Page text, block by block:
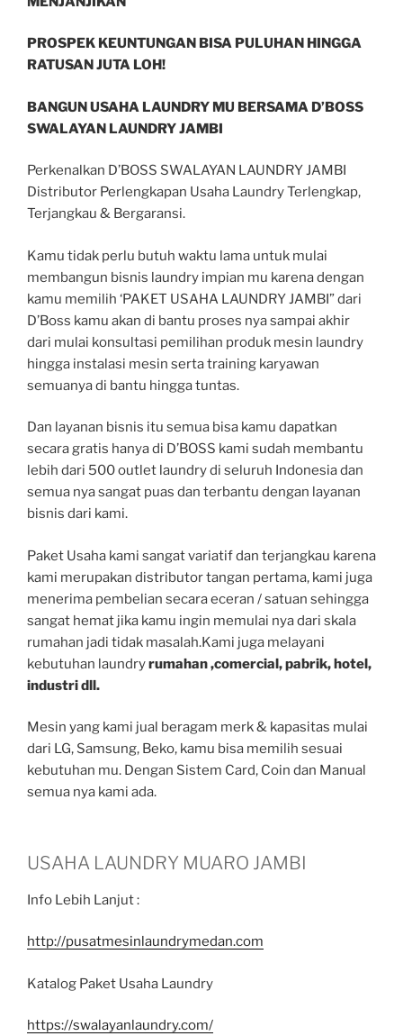
PROSPEK KEUNTUNGAN BISA PULUHAN HINGGA
RATUSAN JUTA LOH!
BANGUN USAHA LAUNDRY MU BERSAMA D’BOSS
SWALAYAN LAUNDRY JAMBI
Perkenalkan D’BOSS SWALAYAN LAUNDRY JAMBI
Distributor Perlengkapan Usaha Laundry Terlengkap,
Terjangkau & Bergaransi.
Kamu tidak perlu butuh waktu lama untuk mulai
membangun bisnis laundry impian mu karena dengan
kamu memilih ‘PAKET USAHA LAUNDRY JAMBI” dari
D’Boss kamu akan di bantu proses nya sampai akhir
dari mulai konsultasi pemilihan produk mesin laundry
hingga instalasi mesin serta training karyawan
semuanya di bantu hingga tuntas.
Dan layanan bisnis itu semua bisa kamu dapatkan
secara gratis hanya di D’BOSS kami sudah membantu
lebih dari 500 outlet laundry di seluruh Indonesia dan
semua nya sangat puas dan terbantu dengan layanan
bisnis dari kami.
Paket Usaha kami sangat variatif dan terjangkau karena
kami merupakan distributor tangan pertama, kami juga
menerima pembelian secara eceran / satuan sehingga
sangat hemat jika kamu ingin memulai nya dari skala
rumahan jadi tidak masalah.Kami juga melayani
kebutuhan laundryrumahan ,comercial, pabrik, hotel,
industri dll.
Mesin yang kami jual beragam merk & kapasitas mulai
dari LG, Samsung, Beko, kamu bisa memilih sesuai
kebutuhan mu. Dengan Sistem Card, Coin dan Manual
semua nya kami ada.
USAHA LAUNDRY MUARO JAMBI
Info Lebih Lanjut :
http://pusatmesinlaundrymedan.com
Katalog Paket Usaha Laundry
https://swalayanlaundry.com/